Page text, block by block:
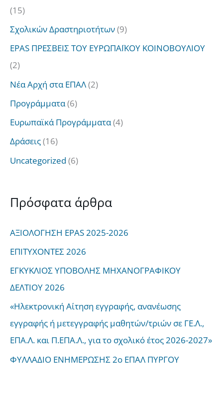
α
:
(15)
Σχολικών Δραστηριοτήτων(9)
EPAS ΠΡΕΣΒΕΙΣ ΤΟΥ ΕΥΡΩΠΑΪΚΟΥ ΚΟΙΝΟΒΟΥΛΙΟΥ
(2)
Νέα Αρχή στα ΕΠΑΛ(2)
Προγράμματα(6)
Ευρωπαϊκά Προγράμματα(4)
Δράσεις(16)
Uncategorized (6)
Πρόσφατα άρθρα
ΑΞΙΟΛΟΓΗΣΗ EPAS 2025-2026
ΕΠΙΤΥΧΟΝΤΕΣ 2026
ΕΓΚΥΚΛΙΟΣ ΥΠΟΒΟΛΗΣ ΜΗΧΑΝΟΓΡΑΦΙΚΟΥ
ΔΕΛΤΙΟΥ 2026
«Ηλεκτρονική Αίτηση εγγραφής, ανανέωσης
εγγραφής ή μετεγγραφής μαθητών/τριών σε ΓΕ.Λ.,
ΕΠΑ.Λ. και Π.ΕΠΑ.Λ., για το σχολικό έτος 2026-2027»
ΦΥΛΛΑΔΙΟ ΕΝΗΜΕΡΩΣΗΣ 2ο ΕΠΑΛ ΠΥΡΓΟΥ